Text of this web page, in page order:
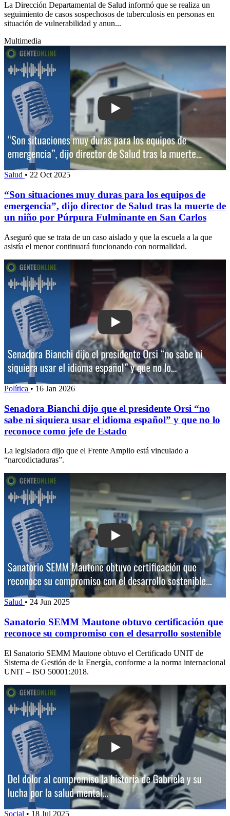
La Dirección Departamental de Salud informó que se realiza un
seguimiento de casos sospechosos de tuberculosis en personas en
situación de vulnerabilidad y anun...
Multimedia
Play: “Son situaciones muy duras
Salud • 22 Oct 2025
“Son situaciones muy duras para los equipos de
emergencia”, dijo director de Salud tras la muerte de
un niño por Púrpura Fulminante en San Carlos
Aseguró que se trata de un caso aislado y que la escuela a la que
asistía el menor continuará funcionando con normalidad.
Play: Senadora Bianchi dijo que el
Política • 16 Jan 2026
Senadora Bianchi dijo que el presidente Orsi “no
sabe ni siquiera usar el idioma español” y que no lo
reconoce como jefe de Estado
La legisladora dijo que el Frente Amplio está vinculado a
“narcodictaduras”.
Play: Sanatorio SEMM Mautone
Salud • 24 Jun 2025
Sanatorio SEMM Mautone obtuvo certificación que
reconoce su compromiso con el desarrollo sostenible
El Sanatorio SEMM Mautone obtuvo el Certificado UNIT de
Sistema de Gestión de la Energía, conforme a la norma internacional
UNIT – ISO 50001:2018.
Play: Del dolor al compromiso: la
Social • 18 Jul 2025